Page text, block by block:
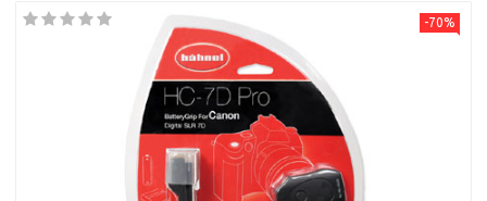
-70%